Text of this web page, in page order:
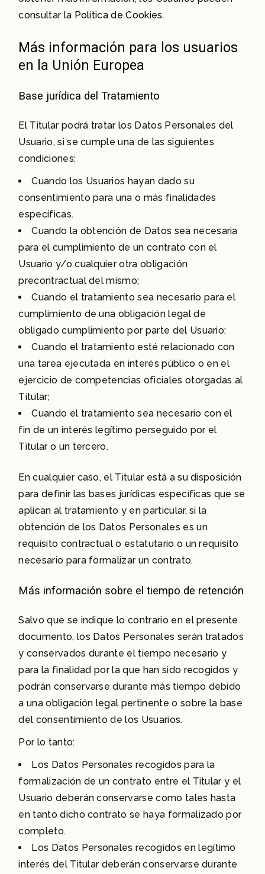
consultar la Política de Cookies.
Más información para los usuarios
en la Unión Europea
Base jurídica del Tratamiento
El Titular podrá tratar los Datos Personales del
Usuario, si se cumple una de las siguientes
condiciones:
Cuando los Usuarios hayan dado su
consentimiento para una o más finalidades
específicas.
Cuando la obtención de Datos sea necesaria
para el cumplimiento de un contrato con el
Usuario y/o cualquier otra obligación
precontractual del mismo;
Cuando el tratamiento sea necesario para el
cumplimiento de una obligación legal de
obligado cumplimiento por parte del Usuario;
Cuando el tratamiento esté relacionado con
una tarea ejecutada en interés público o en el
ejercicio de competencias oficiales otorgadas al
Titular;
Cuando el tratamiento sea necesario con el
fin de un interés legítimo perseguido por el
Titular o un tercero.
En cualquier caso, el Titular está a su disposición
para definir las bases jurídicas específicas que se
aplican al tratamiento y en particular, si la
obtención de los Datos Personales es un
requisito contractual o estatutario o un requisito
necesario para formalizar un contrato.
Más información sobre el tiempo de retención
Salvo que se indique lo contrario en el presente
documento, los Datos Personales serán tratados
y conservados durante el tiempo necesario y
para la finalidad por la que han sido recogidos y
podrán conservarse durante más tiempo debido
a una obligación legal pertinente o sobre la base
del consentimiento de los Usuarios.
Por lo tanto:
Los Datos Personales recogidos para la
formalización de un contrato entre el Titular y el
Usuario deberán conservarse como tales hasta
en tanto dicho contrato se haya formalizado por
completo.
Los Datos Personales recogidos en legítimo
interés del Titular deberán conservarse durante